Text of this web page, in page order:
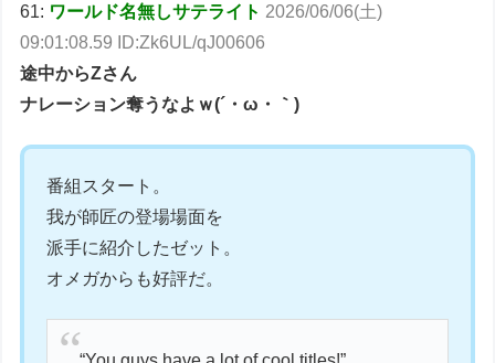
61: ワールド名無しサテライト 2026/06/06(土)
09:01:08.59 ID:Zk6UL/qJ00606
途中からZさん
ナレーション奪うなよｗ(´・ω・｀)
番組スタート。
我が師匠の登場場面を
派手に紹介したゼット。
オメガからも好評だ。